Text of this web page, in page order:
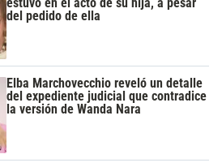
del pedido de ella
Elba Marchovecchio reveló un detalle
del expediente judicial que contradice
la versión de Wanda Nara